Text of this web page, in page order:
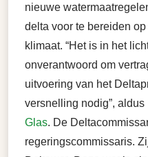
nieuwe
delta voor te bereiden
klimaat. “Het is in het
onverantwoord om
uitvoering van het
versnelling nodig”, aldus
Glas. De
regeringscommissaris.